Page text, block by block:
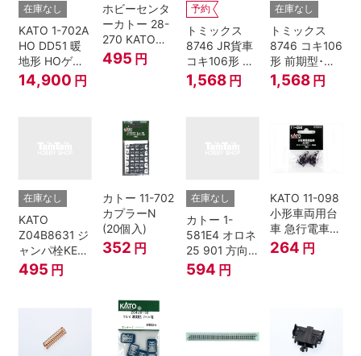
在庫なし
KATO 1-702A
HO DD51 暖
地形 HOゲー
ジ
14,900 円
ホビーセンタ
ーカトー 28-
270 KATOナ
ックルカプラ
ー 黒 センタ
495 円
予約
トミックス
8746 JR貨車
コキ106形 前
期型･新塗装･
コンテナな
1,568 円
在庫なし
トミックス
8746 コキ106
形 前期型･新
塗装･コンテ
ナなし･2両セ
1,568 円
在庫なし
KATO
Z04B8631 ジ
ャンパ栓KE76
濃青 ランナー
495 円
カトー 11-702
カプラーN
(20個入)
352 円
在庫なし
カトー 1-
581E4 オロネ
25 901 方向
幕 4両分
594 円
KATO 11-098
小形車両用台
車 急行電車1
Bトレインシ
ョーティー 対
264 円